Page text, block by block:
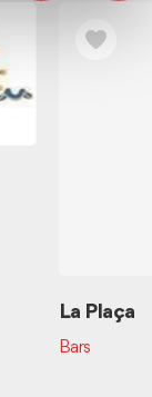
La Plaça
Bars